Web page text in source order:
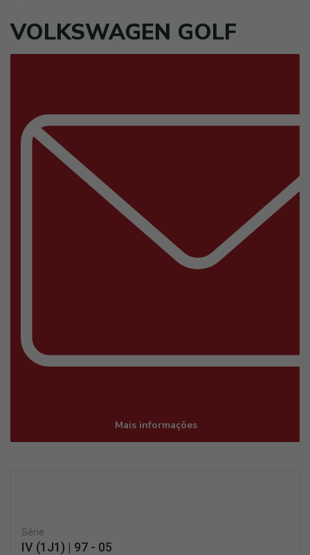
VOLKSWAGEN GOLF
Mais informações
Série
IV (1J1) | 97 - 05